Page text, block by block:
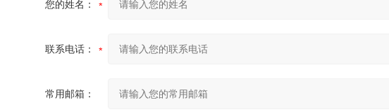
您的姓名：
联系电话：
常用邮箱：